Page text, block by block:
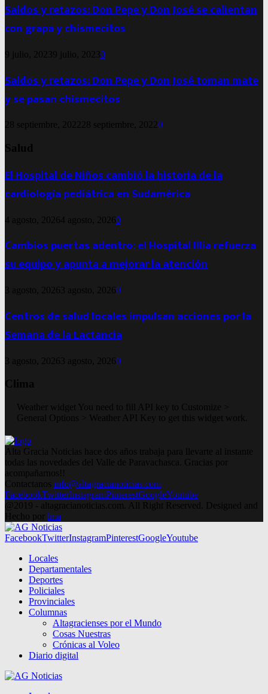
Saldos y retazos: Don Pepe y Don José se calientan
con grapa y chismecitos
9 julio, 20239 julio, 20230
Saldos y retazos: Don Pepe y Don José toman mate
y se pasan chismecitos
28 septiembre, 202228 septiembre, 20220
Salud
El Hospital de Niños cambió la historia de la
cardiología pediátrica en Sudamérica
4 agosto, 20264 agosto, 20260
Cambios puertas adentro: el Hospital Illia refuerza
su equipo y apunta a mejorar la atención
3 agosto, 2026 3 agosto, 20260
Centros de salud locales impulsan acciones por la
Semana de la Lactancia
3 agosto, 2026 3 agosto, 20260
Clima
Weather widget You need to fill API key to Customize >
General Options > Weather API Key to get this widget work.
Alta Gracia Noticias hace dos años trabaja para llevarte al instante
todas las novedades del Valle de Paravachasca. Gracias por
acompañarnos!!
Contactanos info@altagracianoticias.com
FacebookTwitterInstagramPinterestGoogleYoutube
@2019 - altagracianoticias.com. All Right Reserved. Designed and
Hecho por lma
FacebookTwitterInstagramPinterestGoogleYoutube
Locales
Departamentales
Deportes
Policiales
Provinciales
Columnas
Altagracienses por el Mundo
Cosas Nuestras
Crónicas al Voleo
Diario digital